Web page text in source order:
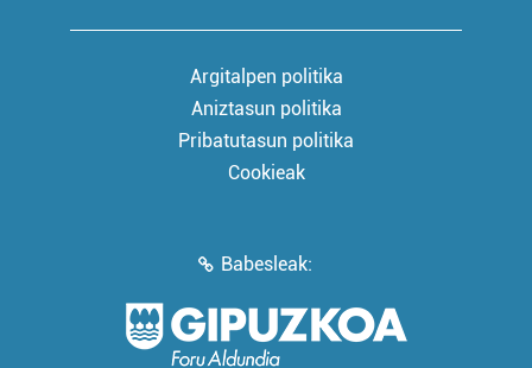
Argitalpen politika
Aniztasun politika
Pribatutasun politika
Cookieak
Babesleak: